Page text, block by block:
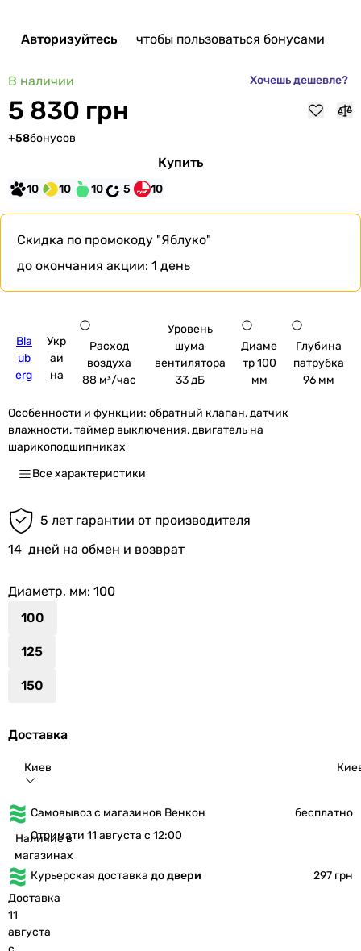
Авторизуйтесь чтобы пользоваться бонусами
В наличии Хочешь дешевле?
5 830 грн
+58бонусов
Купить
10 10 10 5 10
Скидка по промокоду "Яблуко"
до окончания акции: 1 день
Bla
ub
erg
Укр
аи
на
Расход
воздуха
88 м³/час
Уровень
шума
вентилятора
33 дБ
Диаме
тр 100
мм
Глубина
патрубка
96 мм
Особенности и функции: обратный клапан, датчик
влажности, таймер выключения, двигатель на
шарикоподшипниках
Все характеристики
5 лет гарантии от производителя
14 дней на обмен и возврат
Диаметр, мм: 100
100
125
150
Доставка
Киев
Самовывоз с магазинов Венкон
бесплатно
Наличие в
магазинах
Отримати 11 августа с 12:00
Курьерская доставка до двери
297 грн
Доставка
11
августа